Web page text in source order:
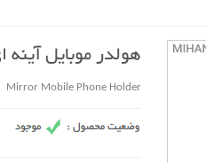
هولدر موبایل آینه
Mirror Mobile Phone Holder